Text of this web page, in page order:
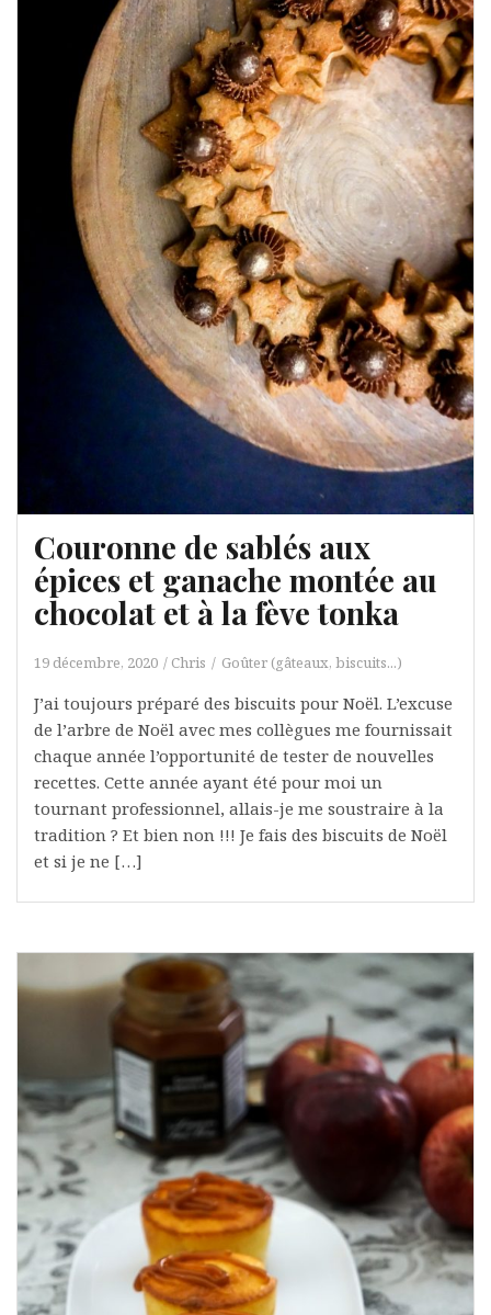
Couronne de sablés aux
épices et ganache montée au
chocolat et à la fève tonka
19 décembre, 2020 Chris Goûter (gâteaux, biscuits...)
J’ai toujours préparé des biscuits pour Noël. L’excuse
de l’arbre de Noël avec mes collègues me fournissait
chaque année l’opportunité de tester de nouvelles
recettes. Cette année ayant été pour moi un
tournant professionnel, allais-je me soustraire à la
tradition ? Et bien non !!! Je fais des biscuits de Noël
et si je ne […]